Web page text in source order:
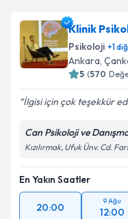
Klinik
Psikoloji +1
Ankara,
5 (570
İlgisi için çok teşekkür
Can Psikoloji ve
Kızılırmak, Ufuk Ünv. Cd.
En Yakın Saatler
20:00
9 Ağu
12:00